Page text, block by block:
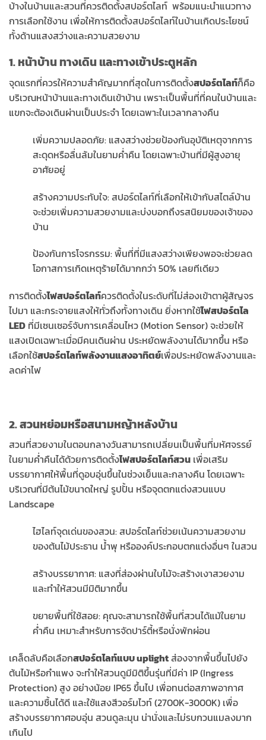
บ้างในบ้านและสวนที่ควรติดตั้งสปอร์ตไลท์ พร้อมแนะนำแนวทาง
การเลือกใช้งาน เพื่อให้การติดตั้งสปอร์ตไลท์ในบ้านเกิดประโยชน์
ทั้งด้านแสงสว่างและความสวยงาม
1. หน้าบ้าน ทางเดิน และทางเข้าประตูหลัก
จุดแรกที่ควรให้ความสำคัญมากที่สุดในการติดตั้งสปอร์ตไลท์ก็คือ
บริเวณหน้าบ้านและทางเดินเข้าบ้าน เพราะเป็นพื้นที่ที่คนในบ้านและ
แขกจะต้องเดินผ่านเป็นประจำ โดยเฉพาะในเวลากลางคืน
เพิ่มความปลอดภัย: แสงสว่างช่วยป้องกันอุบัติเหตุจากการ
สะดุดหรือลื่นล้มในยามค่ำคืน โดยเฉพาะบ้านที่มีผู้สูงอายุ
อาศัยอยู่
สร้างความประทับใจ: สปอร์ตไลท์ที่เลือกให้เข้ากับสไตล์บ้าน
จะช่วยเพิ่มความสวยงามและบ่งบอกถึงรสนิยมของเจ้าของ
บ้าน
ป้องกันการโจรกรรม: พื้นที่ที่มีแสงสว่างเพียงพอจะช่วยลด
โอกาสการเกิดเหตุร้ายได้มากกว่า 50% เลยทีเดียว
การติดตั้งไฟสปอร์ตไลท์ควรติดตั้งในระดับที่ไม่ส่องเข้าตาผู้สัญจร
ไปมา และกระจายแสงให้ทั่วถึงทั้งทางเดิน ยิ่งหากใช้ไฟสปอร์ตไล
LED ที่มีเซนเซอร์จับการเคลื่อนไหว (Motion Sensor) จะช่วยให้
แสงเปิดเฉพาะเมื่อมีคนเดินผ่าน ประหยัดพลังงานได้มากขึ้น หรือ
เลือกใช้สปอร์ตไลท์พลังงานแสงอาทิตย์เพื่อประหยัดพลังงานและ
ลดค่าไฟ
2. สวนหย่อมหรือสนามหญ้าหลังบ้าน
สวนที่สวยงามในตอนกลางวันสามารถเปลี่ยนเป็นพื้นที่มหัศจรรย์
ในยามค่ำคืนได้ด้วยการติดตั้งไฟสปอร์ตไลท์สวน เพื่อเสริม
บรรยากาศให้พื้นที่ดูอบอุ่นขึ้นในช่วงเย็นและกลางคืน โดยเฉพาะ
บริเวณที่มีต้นไม้ขนาดใหญ่ รูปปั้น หรือจุดตกแต่งสวนแบบ
Landscape
ไฮไลท์จุดเด่นของสวน: สปอร์ตไลท์ช่วยเน้นความสวยงาม
ของต้นไม้ประธาน น้ำพุ หรือองค์ประกอบตกแต่งอื่นๆ ในสวน
สร้างบรรยากาศ: แสงที่ส่องผ่านใบไม้จะสร้างเงาสวยงาม
และทำให้สวนมีมิติมากขึ้น
ขยายพื้นที่ใช้สอย: คุณจะสามารถใช้พื้นที่สวนได้แม้ในยาม
ค่ำคืน เหมาะสำหรับการจัดปาร์ตี้หรือนั่งพักผ่อน
เคล็ดลับคือเลือกสปอร์ตไลท์แบบ uplightส่องจากพื้นขึ้นไปยัง
ต้นไม้หรือกำแพง จะทำให้สวนดูมีมิติขึ้นรุ่นที่มีค่า IP (Ingress
Protection) สูง อย่างน้อย IP65 ขึ้นไป เพื่อทนต่อสภาพอากาศ
และความชื้นได้ดี และใช้แสงสีวอร์มไวท์ (2700K-3000K) เพื่อ
สร้างบรรยากาศอบอุ่น สวนดูละมุน น่านั่งและไม่รบกวนแมลงมาก
เกินไป